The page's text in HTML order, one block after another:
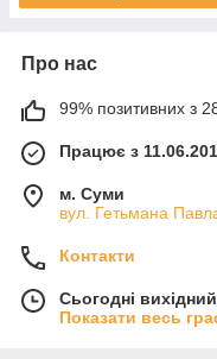
Про нас
99% позитивних з
Працює з
м. Суми
вул. Гетьмана
Контакти
Сьогодні вихідний
Показати весь